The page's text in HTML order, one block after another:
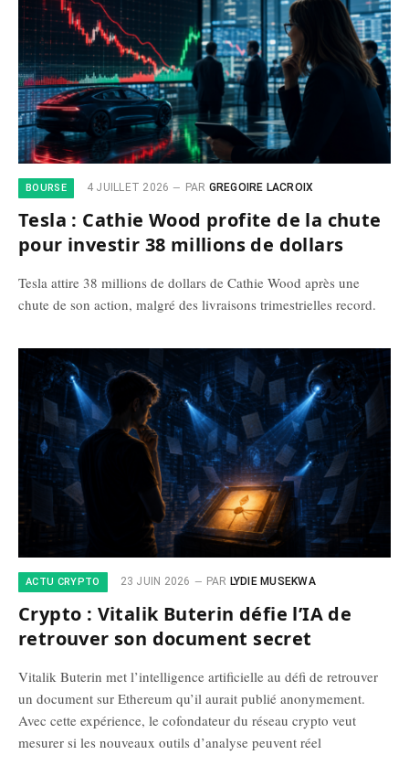
BOURSE 4 JUILLET 2026 PAR GREGOIRE LACROIX
Tesla : Cathie Wood profite de la chute
pour investir 38 millions de dollars
Tesla attire 38 millions de dollars de Cathie Wood après une
chute de son action, malgré des livraisons trimestrielles record.
ACTU CRYPTO 23 JUIN 2026 PAR LYDIE MUSEKWA
Crypto : Vitalik Buterin défie l’IA de
retrouver son document secret
Vitalik Buterin met l’intelligence artificielle au défi de retrouver
un document sur Ethereum qu’il aurait publié anonymement.
Avec cette expérience, le cofondateur du réseau crypto veut
mesurer si les nouveaux outils d’analyse peuvent réel